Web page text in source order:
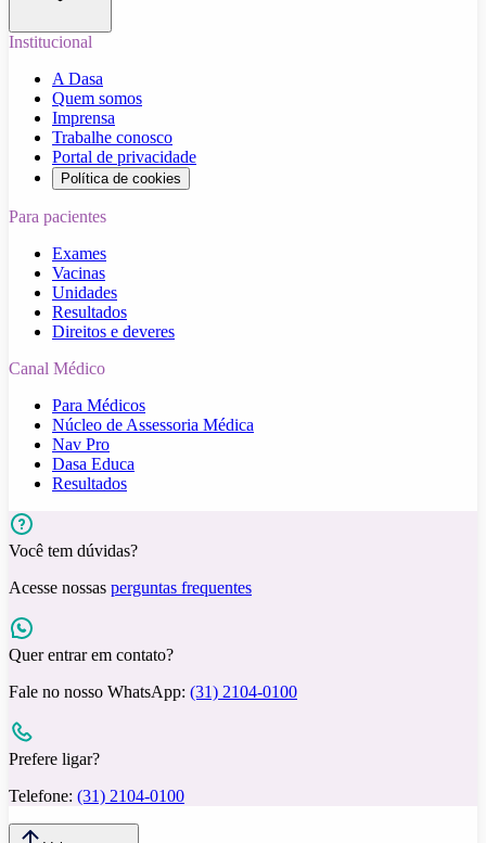
Institucional
A Dasa
Quem somos
Imprensa
Trabalhe conosco
Portal de privacidade
Política de cookies
Para pacientes
Exames
Vacinas
Unidades
Resultados
Direitos e deveres
Canal Médico
Para Médicos
Núcleo de Assessoria Médica
Nav Pro
Dasa Educa
Resultados
Você tem dúvidas?
Acesse nossas perguntas frequentes
Quer entrar em contato?
Fale no nosso WhatsApp: (31) 2104-0100
Prefere ligar?
Telefone: (31) 2104-0100